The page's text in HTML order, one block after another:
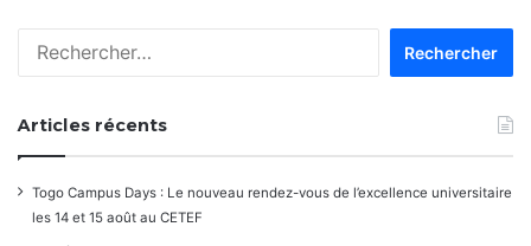
Articles récents
Togo Campus Days : Le nouveau rendez-vous de l’excellence universitaire
les 14 et 15 août au CETEF